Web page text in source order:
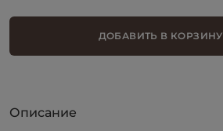
ДОБАВИТЬ В КОРЗИНУ
Описание